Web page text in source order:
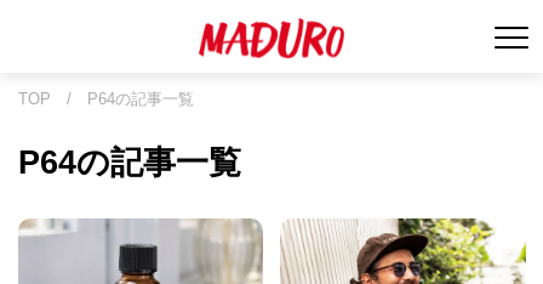
TOP / P64の記事一覧
P64の記事一覧